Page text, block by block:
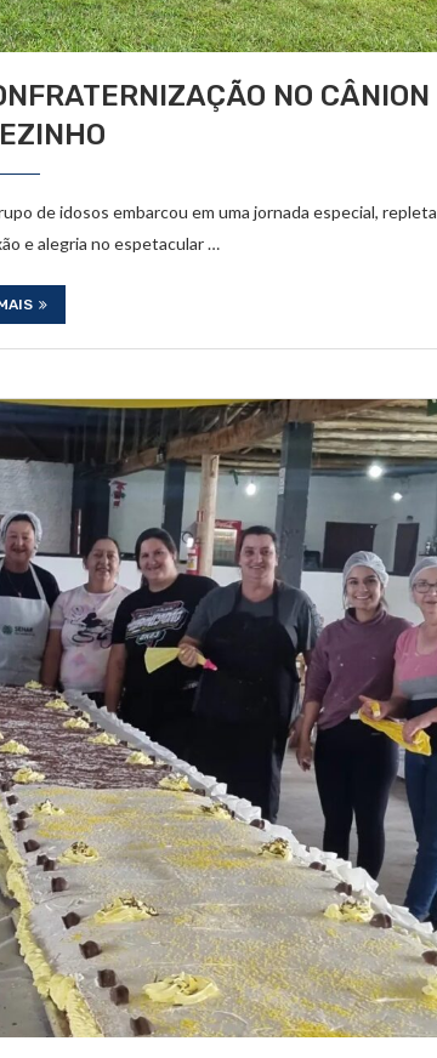
NO CÂNION
de idosos embarcou em uma jornada especial, repleta
e alegria no espetacular …